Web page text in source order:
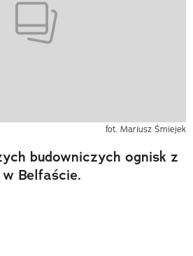
fot. Mariusz Śmiejek
budowniczych ognisk z
Belfaście.